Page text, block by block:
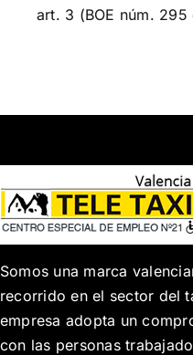
art. 3 (BOE núm. 295
Somos una marca
recorrido en el sector del
empresa adopta un
con las personas